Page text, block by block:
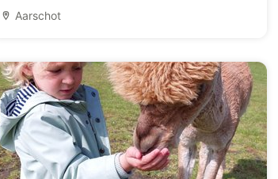
Aarschot